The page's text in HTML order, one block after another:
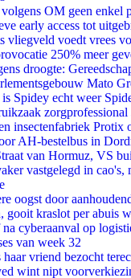
OM geen enkel
early access tot
vliegveld voedt vrees
250% meer
droogte:
Mato
Spidey echt weer
zorgprofessional
insectenfabriek Protix
AH-bestelbus in
van Hormuz, VS
vastgelegd in cao's,
oogst door
kraslot per abuis
cyberaanval op
van week 32
vriend bezocht
wint nipt